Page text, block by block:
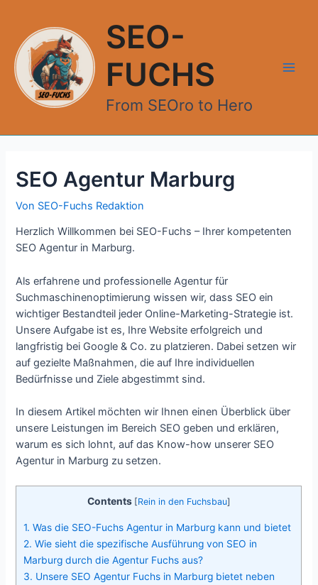
springen
SEO-
FUCHS
From SEOro to Hero
SEO Agentur Marburg
Von SEO-Fuchs Redaktion
Herzlich Willkommen bei SEO-Fuchs – Ihrer kompetenten
SEO Agentur in Marburg.
Als erfahrene und professionelle Agentur für
Suchmaschinenoptimierung wissen wir, dass SEO ein
wichtiger Bestandteil jeder Online-Marketing-Strategie ist.
Unsere Aufgabe ist es, Ihre Website erfolgreich und
langfristig bei Google & Co. zu platzieren. Dabei setzen wir
auf gezielte Maßnahmen, die auf Ihre individuellen
Bedürfnisse und Ziele abgestimmt sind.
In diesem Artikel möchten wir Ihnen einen Überblick über
unsere Leistungen im Bereich SEO geben und erklären,
warum es sich lohnt, auf das Know-how unserer SEO
Agentur in Marburg zu setzen.
Contents [Rein in den Fuchsbau]
1. Was die SEO-Fuchs Agentur in Marburg kann und bietet
2. Wie sieht die spezifische Ausführung von SEO in
Marburg durch die Agentur Fuchs aus?
3. Unsere SEO Agentur Fuchs in Marburg bietet neben